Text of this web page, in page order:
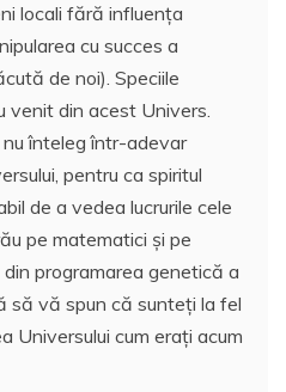
locali fără influența
cu succes a
de noi). Speciile
venit din acest Univers.
înteleg într-adevar
pentru ca spiritul
de a vedea lucrurile cele
pe matematici și pe
programarea genetică a
să vă spun că sunteți la fel
Universului cum erați acum